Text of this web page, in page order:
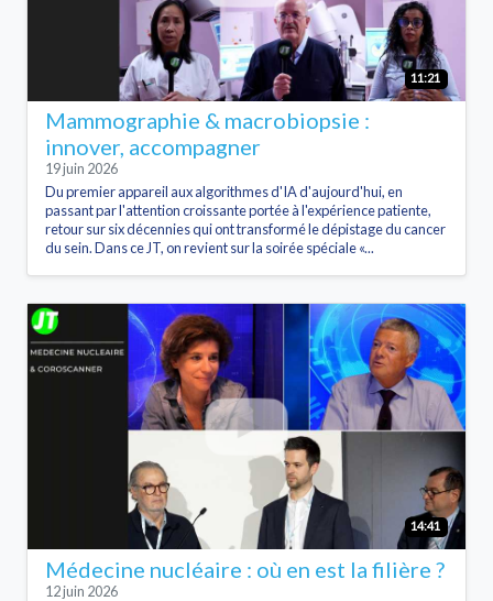
11:21
Mammographie & macrobiopsie :
innover, accompagner
19 juin 2026
Du premier appareil aux algorithmes d'IA d'aujourd'hui, en
passant par l'attention croissante portée à l'expérience patiente,
retour sur six décennies qui ont transformé le dépistage du cancer
du sein. Dans ce JT, on revient sur la soirée spéciale «...
14:41
Médecine nucléaire : où en est la filière ?
12 juin 2026